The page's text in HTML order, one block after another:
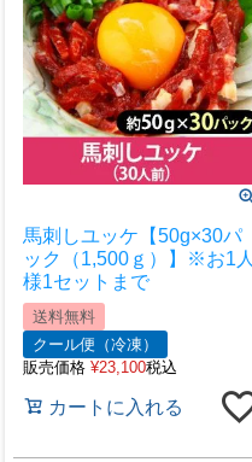
馬刺しユッケ【50g×30パ
ック（1,500ｇ）】※お1人
様1セットまで
送料無料
クール便（冷凍）
販売価格 ¥23,100税込
カートに入れる